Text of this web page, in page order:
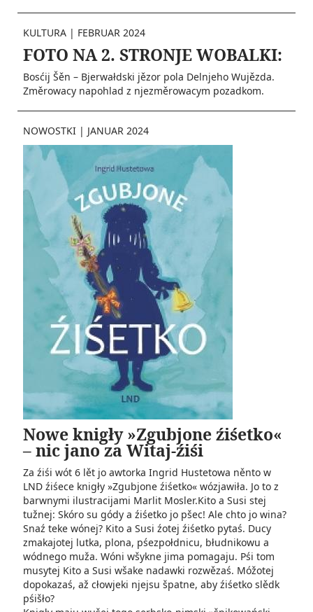
KULTURA | FEBRUAR 2024
FOTO NA 2. STRONJE WOBALKI:
Bosćij Šěn – Bjerwałdski jězor pola Delnjeho Wujězda.
Změrowacy napohlad z njezměrowacym pozadkom.
NOWOSTKI | JANUAR 2024
Nowe knigły »Zgubjone źiśetko«
– nic jano za Witaj-źiśi
Za źiśi wót 6 lět jo awtorka Ingrid Hustetowa něnto w
LND źiśece knigły »Zgubjone źiśetko« wózjawiła. Jo to z
barwnymi ilustracijami Marlit Mosler.Kito a Susi stej
tužnej: Skóro su gódy a źiśetko jo pšec! Ale chto jo wina?
Snaź teke wónej? Kito a Susi źotej źiśetko pytaś. Ducy
zmakajotej lutka, plona, pśezpołdnicu, błudnikowu a
wódnego muža. Wóni wšykne jima pomagaju. Pśi tom
musytej Kito a Susi wšake nadawki rozwězaś. Móžotej
dopokazaś, až cłowjeki njejsu špatne, aby źiśetko slědk
pśišło?